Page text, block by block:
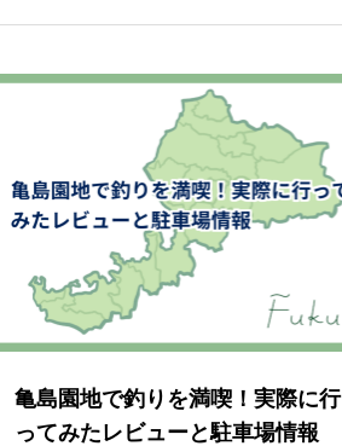
亀島園地で釣りを満喫！実際に行
ってみたレビューと駐車場情報